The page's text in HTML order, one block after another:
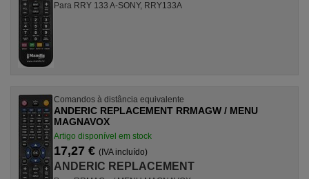
Para RRY 133 A-SONY, RRY133A
Comandos à distância equivalente
ANDERIC REPLACEMENT RRMAGW / MENU
MAGNAVOX
Artigo disponível em stock
17,27 € (IVA incluído)
ANDERIC REPLACEMENT